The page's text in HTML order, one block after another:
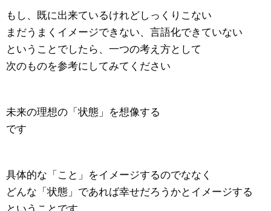
もし、既に出来ているけれどしっくりこない
まだうまくイメージできない、言語化できていない
ということでしたら、一つの考え方として
次のものを参考にしてみてください
未来の理想の「状態」を想像する
です
具体的な「こと」をイメージするのでななく
どんな「状態」であれば幸せだろうかとイメージする